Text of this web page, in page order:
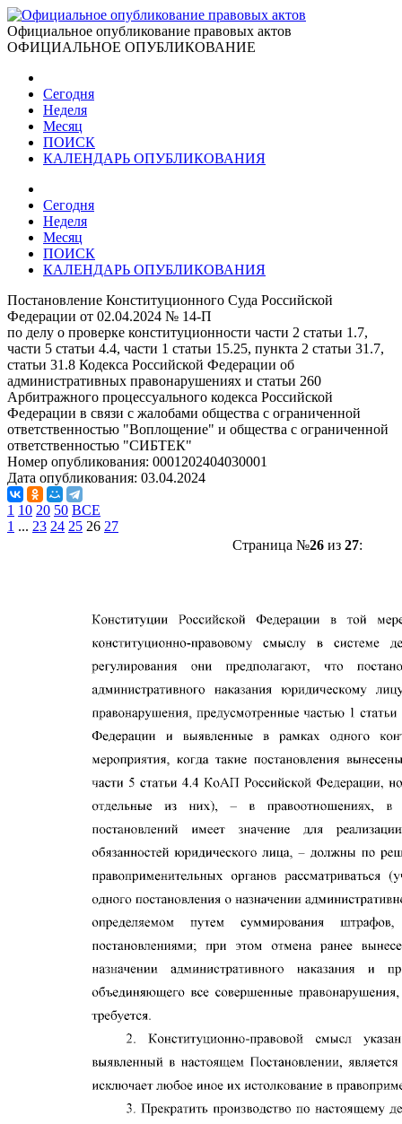
Официальное опубликование правовых актов
ОФИЦИАЛЬНОЕ ОПУБЛИКОВАНИЕ
Сегодня
Неделя
Месяц
ПОИСК
КАЛЕНДАРЬ ОПУБЛИКОВАНИЯ
Сегодня
Неделя
Месяц
ПОИСК
КАЛЕНДАРЬ ОПУБЛИКОВАНИЯ
Постановление Конституционного Суда Российской
Федерации от 02.04.2024 № 14-П
по делу о проверке конституционности части 2 статьи 1.7,
части 5 статьи 4.4, части 1 статьи 15.25, пункта 2 статьи 31.7,
статьи 31.8 Кодекса Российской Федерации об
административных правонарушениях и статьи 260
Арбитражного процессуального кодекса Российской
Федерации в связи с жалобами общества с ограниченной
ответственностью "Воплощение" и общества с ограниченной
ответственностью "СИБТЕК"
Номер опубликования: 0001202404030001
Дата опубликования: 03.04.2024
1 10 20 50 ВСЕ
1 ... 23 24 25 26 27
Страница №26из 27: